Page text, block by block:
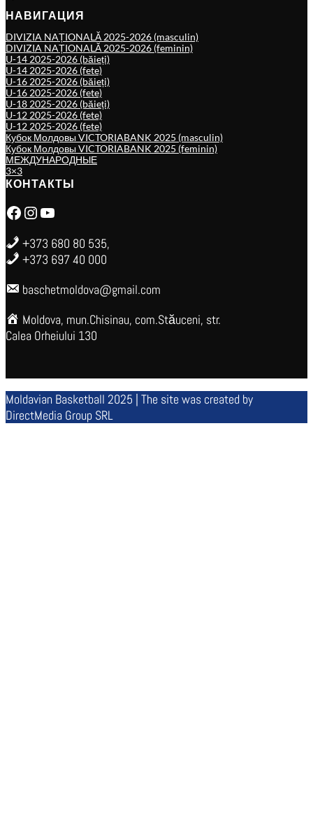
НАВИГАЦИЯ
DIVIZIA NAȚIONALĂ 2025-2026 (masculin)
DIVIZIA NAȚIONALĂ 2025-2026 (feminin)
U-14 2025-2026 (băieți)
U-14 2025-2026 (fete)
U-16 2025-2026 (băieți)
U-16 2025-2026 (fete)
U-18 2025-2026 (băieți)
U-12 2025-2026 (fete)
U-12 2025-2026 (fete)
Кубок Молдовы VICTORIABANK 2025 (masculin)
Кубок Молдовы VICTORIABANK 2025 (feminin)
МЕЖДУНАРОДНЫЕ
3×3
КОНТАКТЫ
Facebook Instagram YouTube
+373 680 80 535,
+373 697 40 000
baschetmoldova@gmail.com
Moldova, mun.Chisinau, com.Stăuceni, str.
Calea Orheiului 130
Moldavian Basketball 2025 | The site was created by
DirectMedia Group SRL